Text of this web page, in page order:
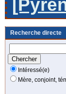
Recherche directe
Intéressé(e)
Mère, conjoint,